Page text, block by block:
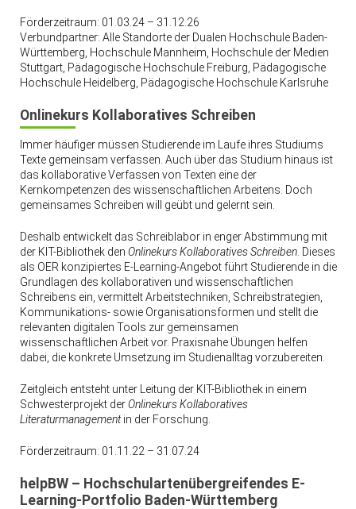
Förderzeitraum: 01.03.24 – 31.12.26
Verbundpartner: Alle Standorte der Dualen Hochschule Baden-
Württemberg, Hochschule Mannheim, Hochschule der Medien
Stuttgart, Pädagogische Hochschule Freiburg, Pädagogische
Hochschule Heidelberg, Pädagogische Hochschule Karlsruhe
Onlinekurs Kollaboratives Schreiben
Immer häufiger müssen Studierende im Laufe ihres Studiums
Texte gemeinsam verfassen. Auch über das Studium hinaus ist
das kollaborative Verfassen von Texten eine der
Kernkompetenzen des wissenschaftlichen Arbeitens. Doch
gemeinsames Schreiben will geübt und gelernt sein.
Deshalb entwickelt das Schreiblabor in enger Abstimmung mit
der KIT-Bibliothek den Onlinekurs Kollaboratives Schreiben. Dieses
als OER konzipiertes E-Learning-Angebot führt Studierende in die
Grundlagen des kollaborativen und wissenschaftlichen
Schreibens ein, vermittelt Arbeitstechniken, Schreibstrategien,
Kommunikations- sowie Organisationsformen und stellt die
relevanten digitalen Tools zur gemeinsamen
wissenschaftlichen Arbeit vor. Praxisnahe Übungen helfen
dabei, die konkrete Umsetzung im Studienalltag vorzubereiten.
Zeitgleich entsteht unter Leitung der KIT-Bibliothek in einem
Schwesterprojekt derOnlinekurs Kollaboratives
Literaturmanagementin der Forschung.
Förderzeitraum: 01.11.22 – 31.07.24
helpBW – Hochschulartenübergreifendes E-
Learning-Portfolio Baden-Württemberg